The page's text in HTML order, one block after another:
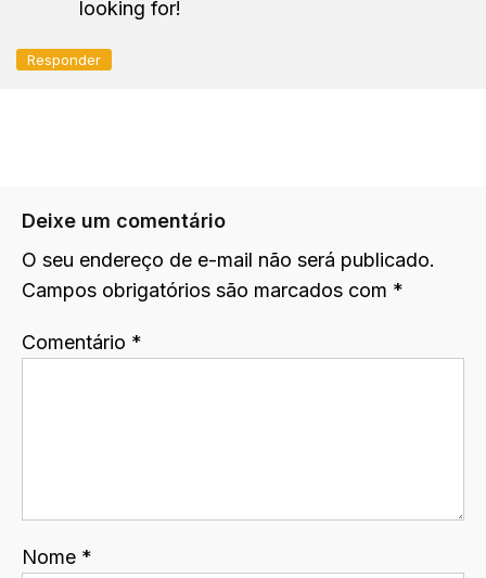
looking for!
Responder
Deixe um comentário
O seu endereço de e-mail não será publicado.
Campos obrigatórios são marcados com *
Comentário *
Nome *